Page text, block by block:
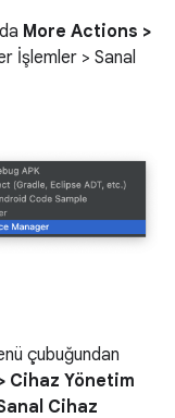
More Actions >
İşlemler > Sanal
çubuğundan
Cihaz Yönetim
Cihaz